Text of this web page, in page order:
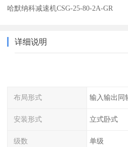
哈默纳科减速机CSG-25-80-2A-GR
详细说明
布局形式 输入输出同
安装形式 立式卧式
级数 单级